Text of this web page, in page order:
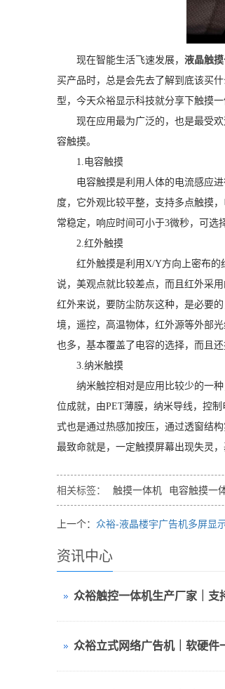
现在智能生活飞速发展， 液晶触
买产品时，总是会先去了解到底该买
型，今天众裕显示科技就分享下触摸一
现在应用最为广泛的，也是最受
容触摸。
1.电容触摸
电容触摸是利用人体的电流感应
度，它外观比较平整，支持多点触摸
常稳定，响应时间可小于3微秒，可选
2.红外触摸
红外触摸是利用X/Y方向上密布的
说，美观点就比较差点，而且红外采
红外来说，要防尘防灰这种，是必要
境，遥控，高温物体，红外源等外部
也多，基本覆盖了电容的选择，而且
3.纳米触摸
纳米触控相对是应用比较少的一
位成就，由PET薄膜，纳米导线，控
式也是通过热感加按压，通过透窗结
最致命就是，一定触摸屏幕出现失灵
相关标签： 触摸一体机 电容触摸一
上一个： 众裕-液晶楼宇广告机多屏显
资讯中心